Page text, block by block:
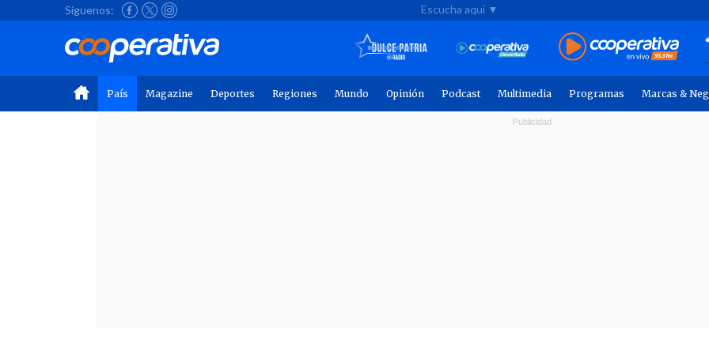
Síguenos: Escucha aquí ▼
País Magazine Deportes Regiones Mundo Opinión Podcast Multimedia Programas Marcas &